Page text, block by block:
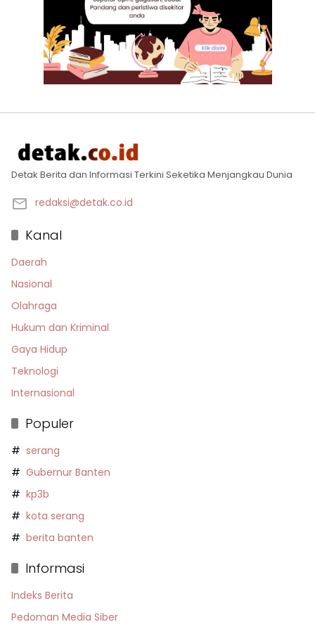
Detak Berita dan Informasi Terkini Seketika Menjangkau Dunia
redaksi@detak.co.id
Kanal
Daerah
Nasional
Olahraga
Hukum dan Kriminal
Gaya Hidup
Teknologi
Internasional
Populer
serang
Gubernur Banten
kp3b
kota serang
berita banten
Informasi
Indeks Berita
Pedoman Media Siber